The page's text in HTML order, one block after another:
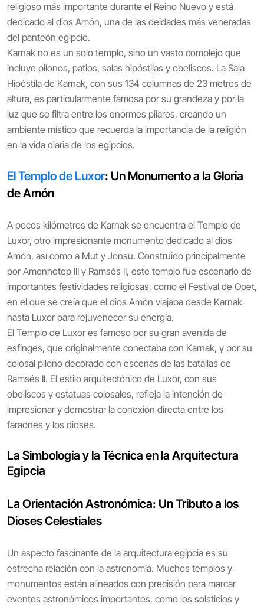
religioso más importante durante el Reino Nuevo y está
dedicado al dios Amón, una de las deidades más veneradas
del panteón egipcio.
Karnak no es un solo templo, sino un vasto complejo que
incluye pilonos, patios, salas hipóstilas y obeliscos. La Sala
Hipóstila de Karnak, con sus 134 columnas de 23 metros de
altura, es particularmente famosa por su grandeza y por la
luz que se filtra entre los enormes pilares, creando un
ambiente místico que recuerda la importancia de la religión
en la vida diaria de los egipcios.
El Templo de Luxor: Un Monumento a la Gloria
de Amón
A pocos kilómetros de Karnak se encuentra el Templo de
Luxor, otro impresionante monumento dedicado al dios
Amón, así como a Mut y Jonsu. Construido principalmente
por Amenhotep III y Ramsés II, este templo fue escenario de
importantes festividades religiosas, como el Festival de Opet,
en el que se creía que el dios Amón viajaba desde Karnak
hasta Luxor para rejuvenecer su energía.
El Templo de Luxor es famoso por su gran avenida de
esfinges, que originalmente conectaba con Karnak, y por su
colosal pilono decorado con escenas de las batallas de
Ramsés II. El estilo arquitectónico de Luxor, con sus
obeliscos y estatuas colosales, refleja la intención de
impresionar y demostrar la conexión directa entre los
faraones y los dioses.
La Simbología y la Técnica en la Arquitectura
Egipcia
La Orientación Astronómica: Un Tributo a los
Dioses Celestiales
Un aspecto fascinante de la arquitectura egipcia es su
estrecha relación con la astronomía. Muchos templos y
monumentos están alineados con precisión para marcar
eventos astronómicos importantes, como los solsticios y